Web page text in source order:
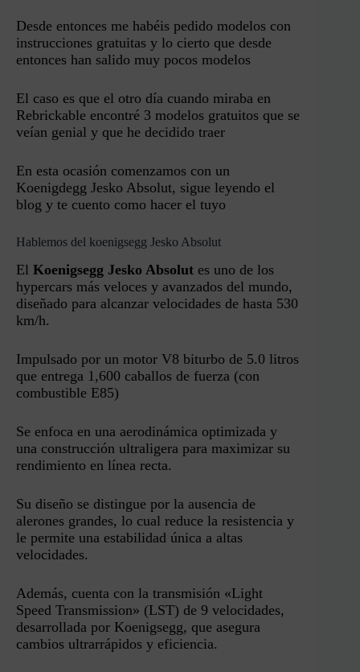
Desde entonces me habéis pedido modelos con
instrucciones gratuitas y lo cierto que desde
entonces han salido muy pocos modelos
El caso es que el otro día cuando miraba en
Rebrickable encontré 3 modelos gratuitos que se
veían genial y que he decidido traer
En esta ocasión comenzamos con un
Koenigdegg Jesko Absolut, sigue leyendo el
blog y te cuento como hacer el tuyo
Hablemos del koenigsegg Jesko Absolut
El Koenigsegg Jesko Absolut es uno de los
hypercars más veloces y avanzados del mundo,
diseñado para alcanzar velocidades de hasta 530
km/h.
Impulsado por un motor V8 biturbo de 5.0 litros
que entrega 1,600 caballos de fuerza (con
combustible E85)
Se enfoca en una aerodinámica optimizada y
una construcción ultraligera para maximizar su
rendimiento en línea recta.
Su diseño se distingue por la ausencia de
alerones grandes, lo cual reduce la resistencia y
le permite una estabilidad única a altas
velocidades.
Además, cuenta con la transmisión «Light
Speed Transmission» (LST) de 9 velocidades,
desarrollada por Koenigsegg, que asegura
cambios ultrarrápidos y eficiencia.